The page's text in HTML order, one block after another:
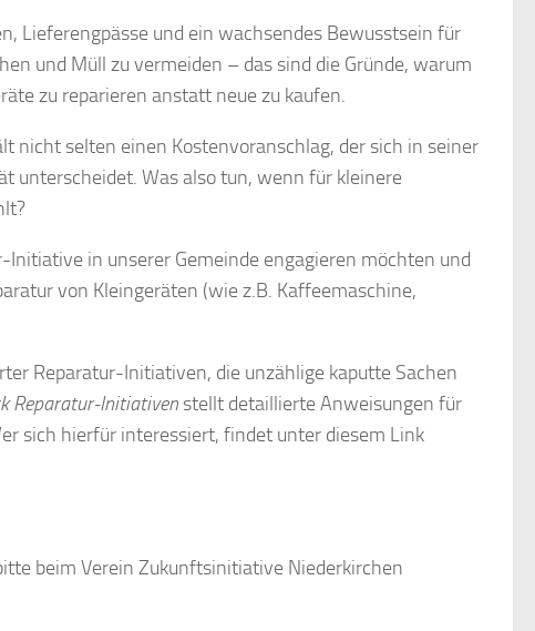
Lieferengpässe und ein wachsendes Bewusstsein für
und Müll zu vermeiden – das sind die Gründe, warum
zu reparieren anstatt neue zu kaufen.
nicht selten einen Kostenvoranschlag, der sich in seiner
unterscheidet. Was also tun, wenn für kleinere
in unserer Gemeinde engagieren möchten und
von Kleingeräten (wie z.B. Kaffeemaschine,
Reparatur-Initiativen, die unzählige kaputte Sachen
Reparatur-Initiativen stellt detaillierte Anweisungen für
sich hierfür interessiert, findet unter diesem Link
beim Verein Zukunftsinitiative Niederkirchen